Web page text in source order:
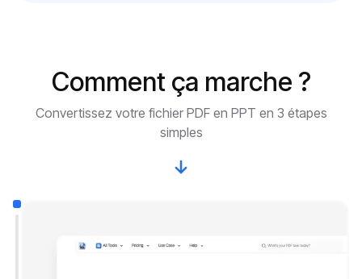
Comment ça marche ?
Convertissez votre fichier PDF en PPT en 3 étapes
simples